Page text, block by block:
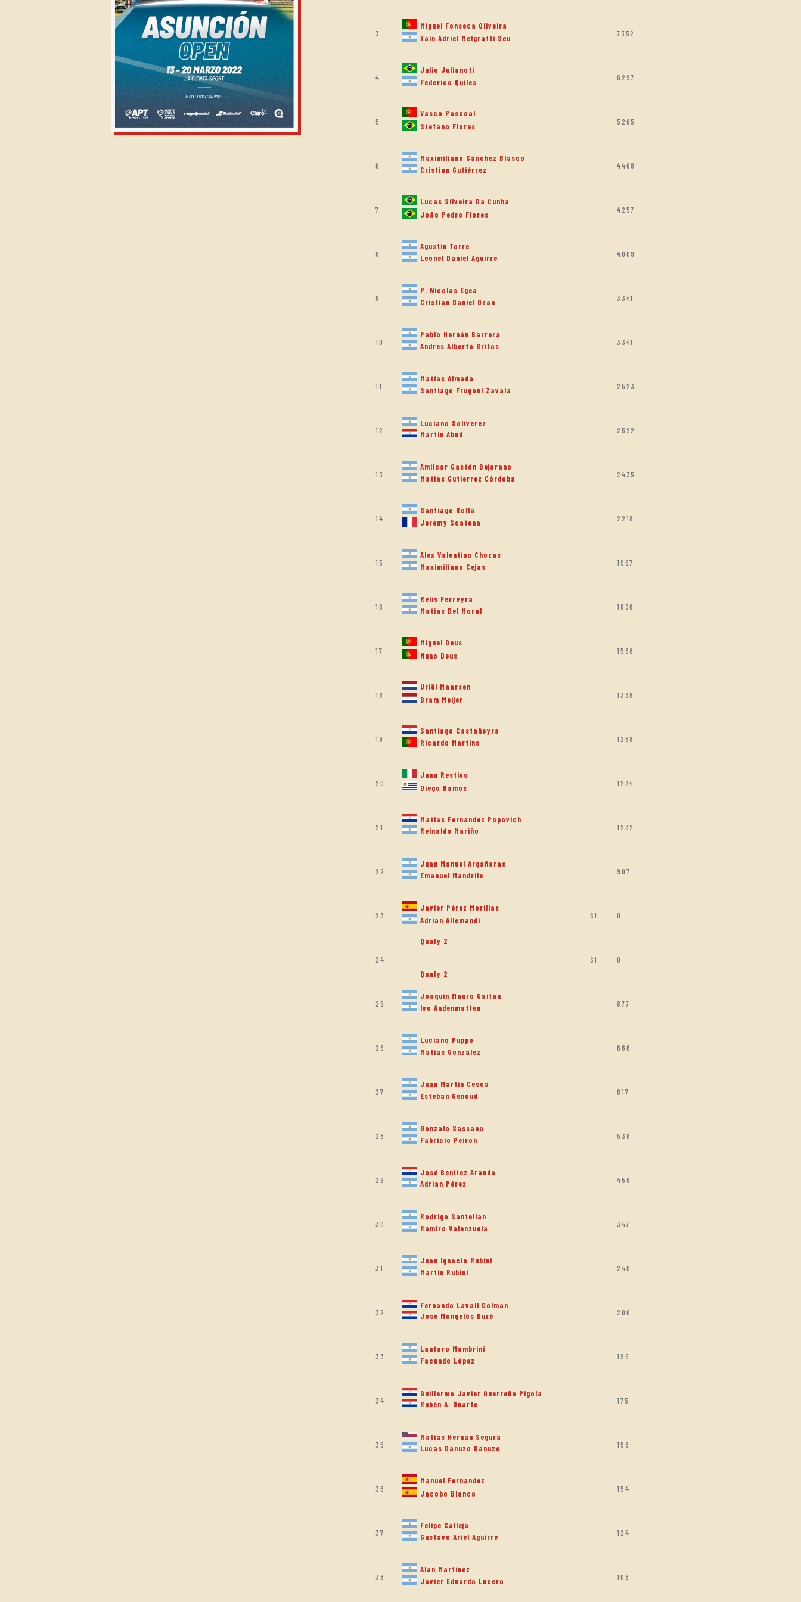
3
Miguel Fonseca Oliveira
Yain Adriel Melgratti Seu
7352
4
Julio Julianoti
Federico Quiles
6297
5
Vasco Pascoal
Stefano Flores
5265
6
Maximiliano Sánchez Blasco
Cristian Gutiérrez
4468
7
Lucas Silveira Da Cunha
João Pedro Flores
4257
8
Agustín Torre
Leonel Daniel Aguirre
4009
9
P. Nicolas Egea
Cristian Daniel Ozan
3341
10
Pablo Hernán Barrera
Andres Alberto Britos
3341
11
Matías Almada
Santiago Frugoni Zavala
2523
12
Luciano Soliverez
Martin Abud
2522
13
Amilcar Gastón Bejarano
Matias Gutierrez Córdoba
2435
14
Santiago Rolla
Jeremy Scatena
2218
15
Alex Valentino Chozas
Maximiliano Cejas
1967
16
Relis Ferreyra
Matias Del Moral
1896
17
Miguel Deus
Nuno Deus
1568
18
Uriël Maarsen
Bram Meijer
1338
19
Santiago Castañeyra
Ricardo Martins
1268
20
Juan Restivo
Diego Ramos
1234
21
Matias Fernandez Popovich
Reinaldo Mariño
1232
22
Juan Manuel Argañaras
Emanuel Mandrile
907
23
Javier Pérez Morillas
Adrian Allemandi
SI 0
24
Qualy 2
Qualy 2
SI 0
25
Joaquin Mauro Gaitan
Ivo Andenmatten
877
26
Luciano Puppo
Matias Gonzalez
666
27
Juan Martín Cesca
Esteban Genoud
617
28
Gonzalo Sassano
Fabricio Peiron
538
29
José Benitez Aranda
Adrian Pérez
459
30
Rodrigo Santellan
Ramiro Valenzuela
347
31
Juan Ignacio Rubini
Martin Rubini
240
32
Fernando Lavall Colman
José Mongelós Duré
206
33
Lautaro Mambrini
Facundo López
196
34
Guillermo Javier Guerreño Pigola
Rubén A. Duarte
175
35
Matías Hernan Segura
Lucas Danuzo Danuzo
158
36
Manuel Fernandez
Jacobo Blanco
154
37
Felipe Calleja
Gustavo Ariel Aguirre
124
38
Alan Martinez
Javier Eduardo Lucero
108